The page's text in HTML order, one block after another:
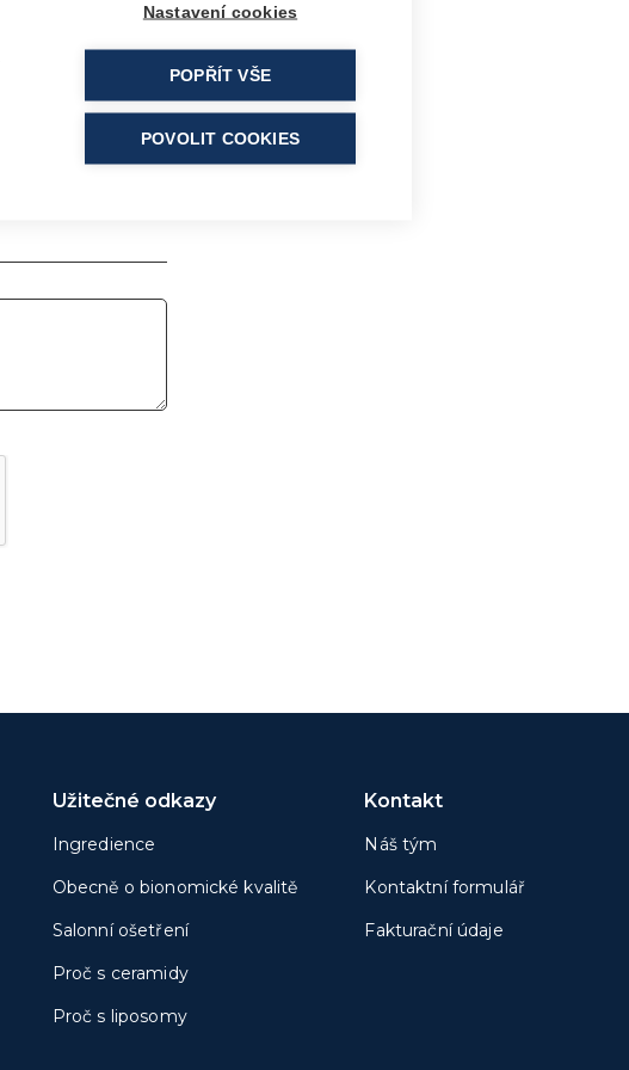
Užitečné odkazy
Ingredience
Obecně o bionomické kvalitě
Salonní ošetření
Proč s ceramidy
Proč s liposomy
Kontakt
Náš tým
Kontaktní formulář
Fakturační údaje
Nastavení cookies
POPŘÍT VŠE
POVOLIT COOKIES